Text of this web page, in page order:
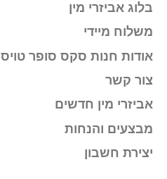
בלוג אביזרי מין
משלוח מיידי
אודות חנות סקס סופר טויס
צור קשר
אביזרי מין חדשים
מבצעים והנחות
יצירת חשבון